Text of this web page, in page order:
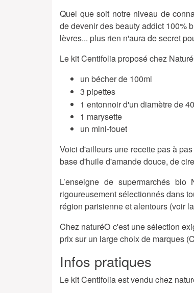
Quel que soit notre niveau de
de devenir des beauty addict 100%
lèvres... plus rien n'aura de secret
Le kit Centifolia proposé chez
un bécher de 100ml
3 pipettes
1 entonnoir d'un diamètre de
1 marysette
un mini-fouet
Voici d'ailleurs une recette pas à
base d'huile d'amande douce, de
L’enseigne de supermarchés
rigoureusement sélectionnés dans
région parisienne et alentours (voir la
Chez naturéO c'est une sélection
prix sur un large choix de marques
Infos pratiques
Le kit Centifolia est vendu chez